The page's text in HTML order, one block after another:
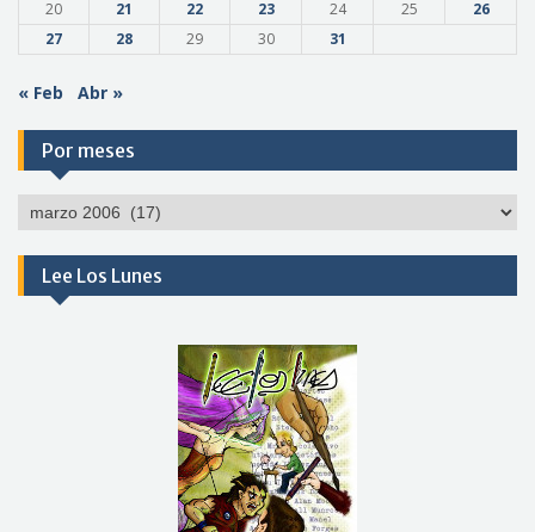
20 21 22 23 24 25
26
27
28 29 30 31
« Feb Abr »
Por meses
Por
Lee Los Lunes